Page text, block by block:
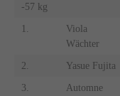
-57 kg
1.
Viola
Wächter
2. Yasue Fujita
3.
Automne